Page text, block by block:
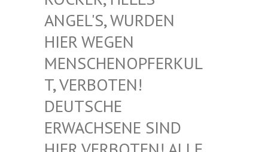
NGEL'S, WURDEN H
IER WEGEN M
ENSCHENOPFERKULT
, VERBOTEN! D
EUTSCHE E
RWACHSENE SIND H